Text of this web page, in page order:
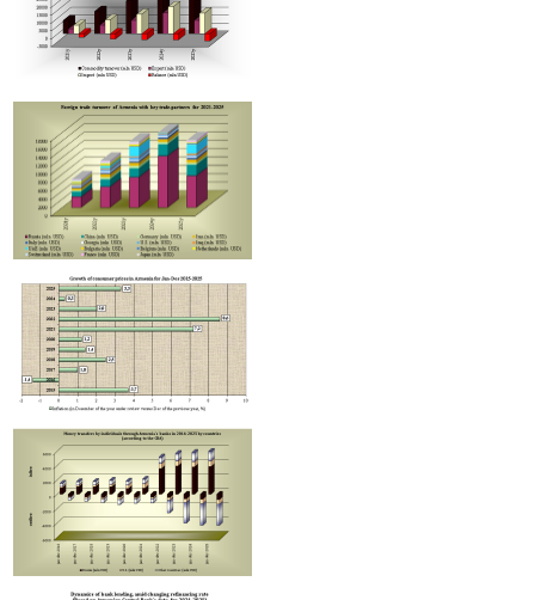
Հայաստանի սպառողական շուկայում 2026թ. հուլիսին գները փոքր-
նվազել են, բայց տարեկան գնաճը մնում է թիրախից բարձր